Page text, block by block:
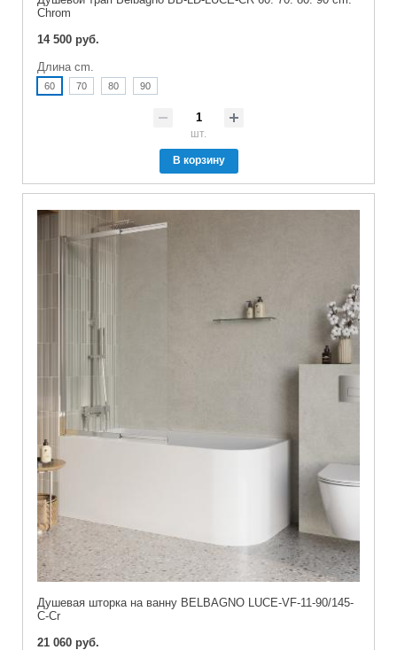
Chrom
14 500 руб.
Длина cm.
60 70 80 90
шт.
В корзину
Душевая шторка на ванну BELBAGNO LUCE-VF-11-90/145-
C-Cr
21 060 руб.